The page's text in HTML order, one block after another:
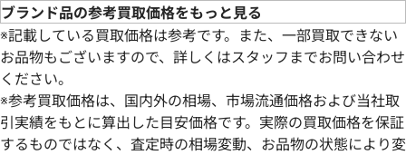
ブランド品の参考買取価格をもっと見る
※記載している買取価格は参考です。また、一部買取できない
お品物もございますので、詳しくはスタッフまでお問い合わせ
ください。
※参考買取価格は、国内外の相場、市場流通価格および当社取
引実績をもとに算出した目安価格です。実際の買取価格を保証
するものではなく、査定時の相場変動、お品物の状態により変